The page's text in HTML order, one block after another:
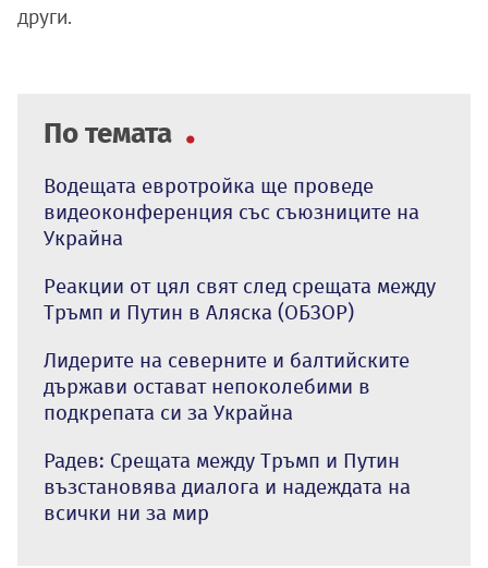
други.
По темата
Водещата евротройка ще проведе
видеоконференция със съюзниците на
Украйна
Реакции от цял свят след срещата между
Тръмп и Путин в Аляска (ОБЗОР)
Лидерите на северните и балтийските
държави остават непоколебими в
подкрепата си за Украйна
Радев: Срещата между Тръмп и Путин
възстановява диалога и надеждата на
всички ни за мир